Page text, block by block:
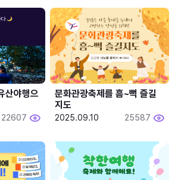
산야행으
22607
문화관광축제를 흠~뻑 즐길
지도
2025.09.10 25587